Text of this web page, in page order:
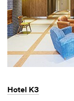
Hotel K3